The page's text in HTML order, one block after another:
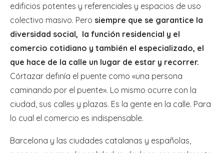
edificios potentes y referenciales y espacios de uso
colectivo masivo. Pero siempre que se garantice la
diversidad social, la función residencial y el
comercio cotidiano y también el especializado, el
que hace de la calle un lugar de estar y recorrer.
Córtazar definía el puente como «una persona
caminando por el puente». Lo mismo ocurre con la
ciudad, sus calles y plazas. Es la gente en la calle. Para
lo cual el comercio es indispensable.
Barcelona y las ciudades catalanas y españolas,